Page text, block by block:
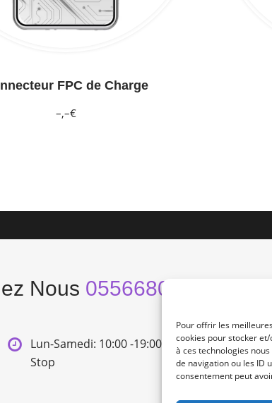
Pour offrir les
cookies pour stocker
à ces technologies
de navigation ou les ID
consentement peut
FPC de Charge
–,–€
Nous 0556680966
Lun-Samedi: 10:00 -19:00 Non
Stop
/